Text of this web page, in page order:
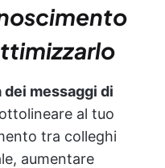
messaggi di
al tuo
tra colleghi
aumentare